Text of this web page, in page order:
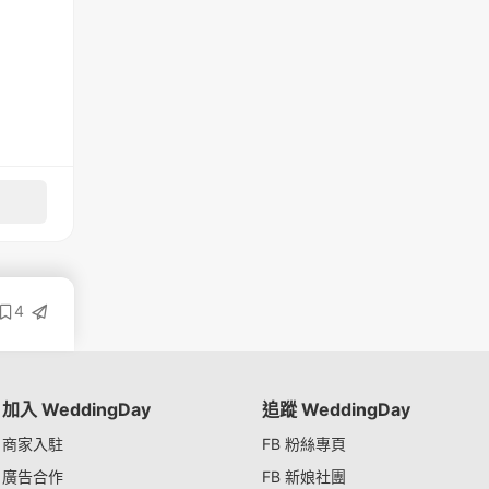
4
加入 WeddingDay
商家入駐
廣告合作
追蹤 WeddingDay
FB 粉絲專頁
FB 新娘社團